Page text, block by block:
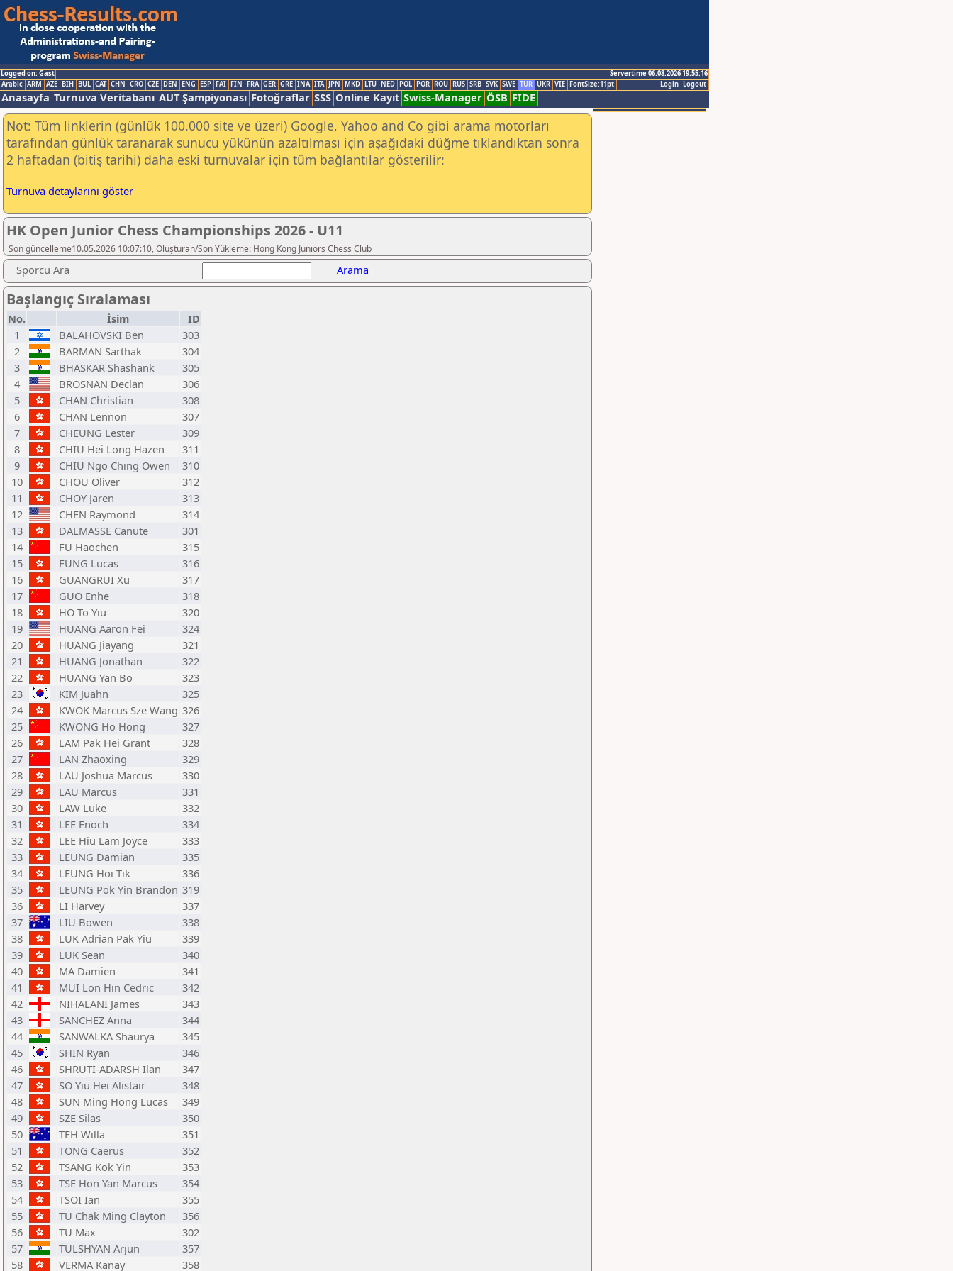
Logged on: Gast
Servertime 06.08.2026 19:55:16
Logout
Login
Arabic ARM AZE BIH BUL CAT CHN CRO CZE DEN ENG ESP FAI FIN FRA GER GRE INA ITA JPN MKD LTU NED POL POR ROU RUS SRB SVK SWE TUR UKR VIE FontSize:11pt
Anasayfa Turnuva Veritabanı AUT Şampiyonası Fotoğraflar SSS Online Kayıt Swiss-Manager ÖSB FIDE
Not: Tüm linklerin (günlük 100.000 site ve üzeri) Google, Yahoo and Co gibi arama motorları
tarafından günlük taranarak sunucu yükünün azaltılması için aşağıdaki düğme tıklandıktan sonra
2 haftadan (bitiş tarihi) daha eski turnuvalar için tüm bağlantılar gösterilir:
Turnuva detaylarını göster
HK Open Junior Chess Championships 2026 - U11
Son güncelleme10.05.2026 10:07:10, Oluşturan/Son Yükleme: Hong Kong Juniors Chess Club
Sporcu Ara Arama
Başlangıç Sıralaması
No. İsim
ID
1
BALAHOVSKI Ben
303
2
BARMAN Sarthak
304
3
BHASKAR Shashank
305
4
BROSNAN Declan
306
5
CHAN Christian
308
6
CHAN Lennon
307
7
CHEUNG Lester
309
8
CHIU Hei Long Hazen
311
9
CHIU Ngo Ching Owen
310
10
CHOU Oliver
312
11
CHOY Jaren
313
12
CHEN Raymond
314
13
DALMASSE Canute
301
14
FU Haochen
315
15
FUNG Lucas
316
16
GUANGRUI Xu
317
17
GUO Enhe
318
18
HO To Yiu
320
19
HUANG Aaron Fei
324
20
HUANG Jiayang
321
21
HUANG Jonathan
322
22
HUANG Yan Bo
323
23
KIM Juahn
325
24
KWOK Marcus Sze Wang 326
25
KWONG Ho Hong
327
26
LAM Pak Hei Grant
328
27
LAN Zhaoxing
329
28
LAU Joshua Marcus
330
29
LAU Marcus
331
30
LAW Luke
332
31
LEE Enoch
334
32
LEE Hiu Lam Joyce
333
33
LEUNG Damian
335
34
LEUNG Hoi Tik
336
35
LEUNG Pok Yin Brandon 319
36
LI Harvey
337
37
LIU Bowen
338
38
LUK Adrian Pak Yiu
339
39
LUK Sean
340
40
MA Damien
341
41
MUI Lon Hin Cedric
342
42
NIHALANI James
343
43
SANCHEZ Anna
344
44
SANWALKA Shaurya
345
45
SHIN Ryan
346
46
SHRUTI-ADARSH Ilan
347
47
SO Yiu Hei Alistair
348
48
SUN Ming Hong Lucas
349
49
SZE Silas
350
50
TEH Willa
351
51
TONG Caerus
352
52
TSANG Kok Yin
353
53
TSE Hon Yan Marcus
354
54
TSOI Ian
355
55
TU Chak Ming Clayton
356
56
TU Max
302
57
TULSHYAN Arjun
357
58
VERMA Kanay 358